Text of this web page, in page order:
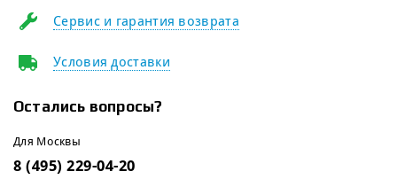
Сервис и гарантия возврата
Условия доставки
Остались вопросы?
Для Москвы
8 (495) 229-04-20